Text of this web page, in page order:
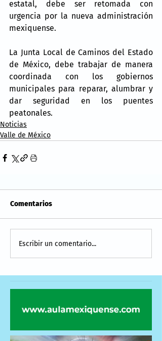
estatal, debe ser retomada con
urgencia por la nueva administración
mexiquense.
La Junta Local de Caminos del Estado
de México, debe trabajar de manera
coordinada con los gobiernos
municipales para reparar, alumbrar y
dar seguridad en los puentes
peatonales.
Noticias
Valle de México
Comentarios
Escribir un comentario...